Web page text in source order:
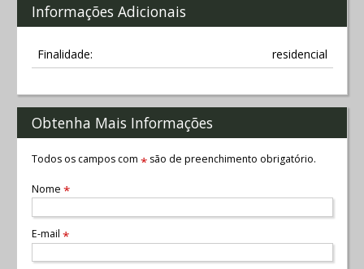
Informações Adicionais
Finalidade: residencial
Obtenha Mais Informações
Todos os campos com *são de preenchimento obrigatório.
Nome *
E-mail *